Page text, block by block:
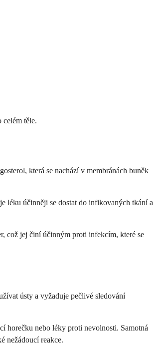
těle.
která se nachází v membránách buněk
léku účinněji se dostat do infikovaných tkání a
což jej činí účinným proti infekcím, které se
ústy a vyžaduje pečlivé sledování
horečku nebo léky proti nevolnosti. Samotná
nežádoucí reakce.